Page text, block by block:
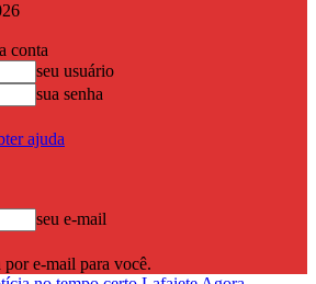
conta
seu usuário
sua senha
ajuda
seu e-mail
por e-mail para você.